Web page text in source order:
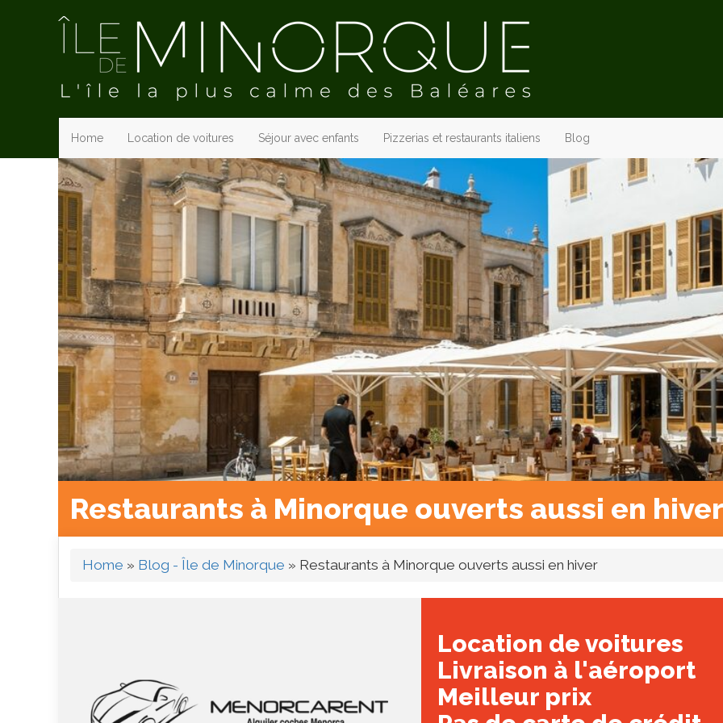
Home Location de voitures Séjour avec enfants Pizzerias et restaurants italiens Blog
Restaurants à Minorque ouverts aussi en hiver
Home » Blog - Île de Minorque » Restaurants à Minorque ouverts aussi en hiver
Location de voitures
Livraison à l'aéroport
Meilleur prix